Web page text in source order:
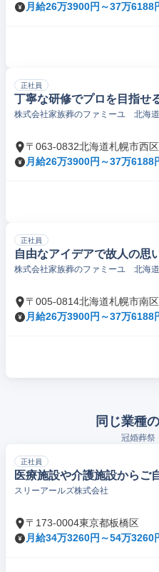
月給26万3900円～37万6188
正社員
丁寧な研修でプロを目指せ
株式会社家族葬のファミーユ 北海
〒063-0832北海道札幌市西
月給26万3900円～37万6188
正社員
自由なアイデアで故人の思
株式会社家族葬のファミーユ 北海
〒005-0814北海道札幌市南
月給26万3900円～37万6188
同じ業種
冠婚葬祭
正社員
医療施設や介護施設からご
スリーアールズ株式会社
〒173-0004東京都板橋区
月給34万3260円～54万3260